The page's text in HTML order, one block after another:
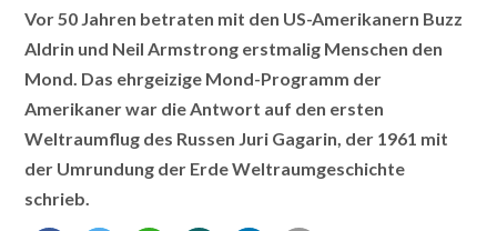
Vor 50 Jahren betraten mit den US-Amerikanern Buzz
Aldrin und Neil Armstrong erstmalig Menschen den
Mond. Das ehrgeizige Mond-Programm der
Amerikaner war die Antwort auf den ersten
Weltraumflug des Russen Juri Gagarin, der 1961 mit
der Umrundung der Erde Weltraumgeschichte
schrieb.